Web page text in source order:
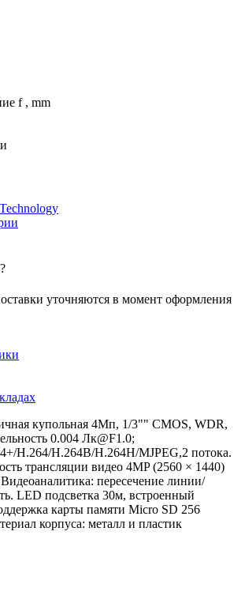
f , mm
уточняются в момент оформления
купольная 4Мп, 1/3"" CMOS, WDR,
0.004 Лк@F1.0;
H.264/H.264B/H.264H/MJPEG,2 потока.
трансляции видео 4MP (2560 × 1440)
пересечение линии/
LED подсветка 30м, встроенный
карты памяти Micro SD 256
корпуса: металл и пластик